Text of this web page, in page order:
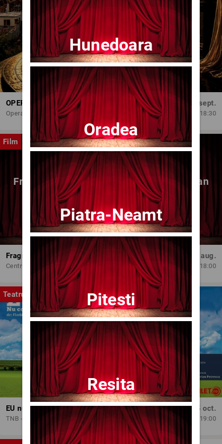
OPERA BRAȘOV ESTIVAL – DANCING SUMMER - SPECTACOL DE BALET
Opera Brasov
Dum, 6 sept.
18:30
Film
Fragmente dintr-un atelier – (regia Bogdan
Mureșanu) – AG
Fragmente dintr-un atelier – (regia Bogdan Mureșanu) – AG
Centrul Internațional de Artă Contemporană - Baia Turcească Iași
Dum, 30 aug.
18:00
Teatru
EU nu contez!
TNB - Sala Media
Lun, 5 oct.
19:00
Hunedoara
Oradea
Piatra-Neamt
Pitesti
Resita